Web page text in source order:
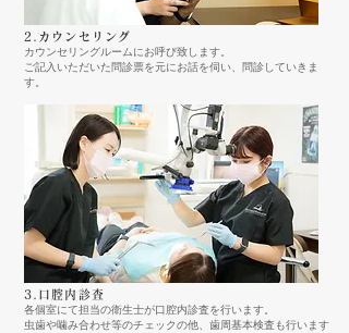
2.カウンセリング
カウンセリングルームにお呼び致します。
ご記入いただいた問診票を元にお話を伺い、問診していきま
す。
3.口腔内診査
各個室にて担当の衛生士が口腔内診査を行います。
​虫歯や噛み合わせ等のチェックの他、歯周基本検査も行います